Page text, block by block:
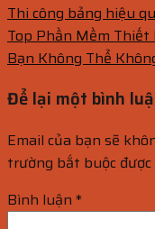
Thi công bảng hiệu
Top Phần Mềm Thiết
Bạn Không Thể
Để lại một bình
Email của bạn sẽ
trường bắt buộc
Bình luận *